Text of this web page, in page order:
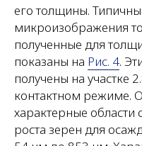
его толщины.
микроизображения
полученные для
показаны на Рис. 4.
получены на участке
контактном режиме.
характерные области
роста зерен для